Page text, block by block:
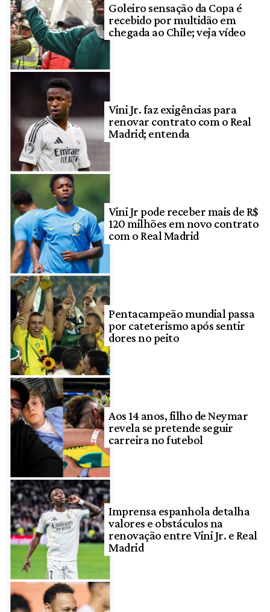
Goleiro sensação da Copa é
recebido por multidão em
chegada ao Chile; veja vídeo
Vini Jr. faz exigências para
renovar contrato com o Real
Madrid; entenda
Vini Jr pode receber mais de R$
120 milhões em novo contrato
com o Real Madrid
Pentacampeão mundial passa
por cateterismo após sentir
dores no peito
Aos 14 anos, filho de Neymar
revela se pretende seguir
carreira no futebol
Imprensa espanhola detalha
valores e obstáculos na
renovação entre Vini Jr. e Real
Madrid